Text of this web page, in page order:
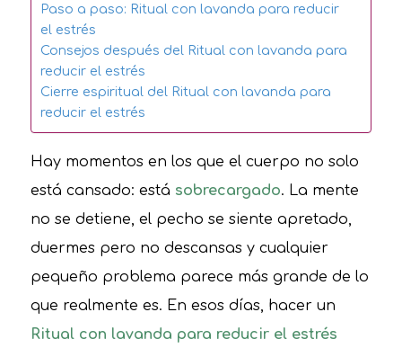
Paso a paso: Ritual con lavanda para reducir
el estrés
Consejos después del Ritual con lavanda para
reducir el estrés
Cierre espiritual del Ritual con lavanda para
reducir el estrés
Hay momentos en los que el cuerpo no solo
está cansado: está sobrecargado. La mente
no se detiene, el pecho se siente apretado,
duermes pero no descansas y cualquier
pequeño problema parece más grande de lo
que realmente es. En esos días, hacer un
Ritual con lavanda para reducir el estrés